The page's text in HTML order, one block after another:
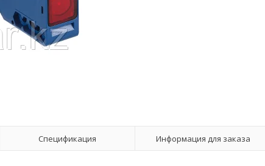
Спецификация Информация для заказа